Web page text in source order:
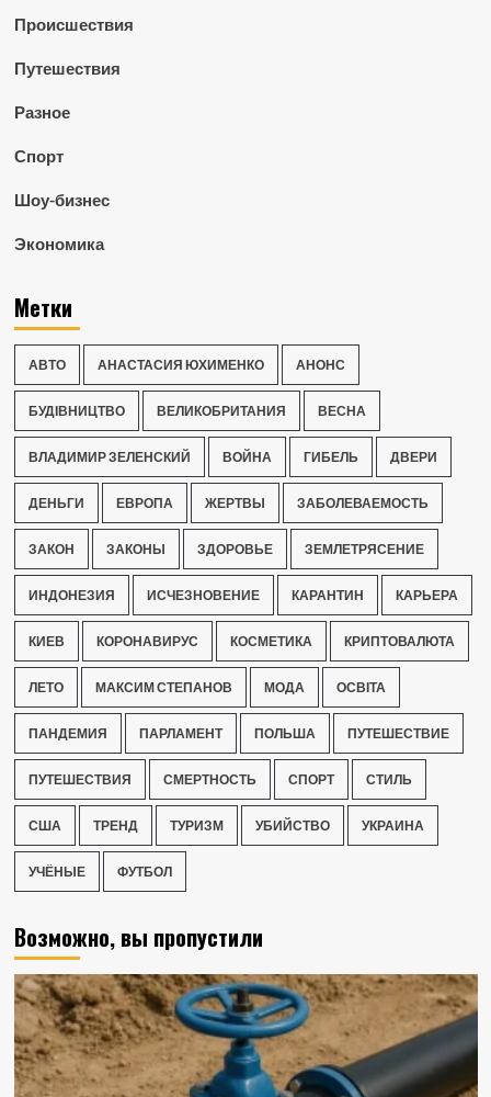
Происшествия
Путешествия
Разное
Спорт
Шоу-бизнес
Экономика
Метки
АВТО АНАСТАСИЯ ЮХИМЕНКО АНОНС
БУДІВНИЦТВО ВЕЛИКОБРИТАНИЯ ВЕСНА
ВЛАДИМИР ЗЕЛЕНСКИЙ ВОЙНА ГИБЕЛЬ ДВЕРИ
ДЕНЬГИ ЕВРОПА ЖЕРТВЫ ЗАБОЛЕВАЕМОСТЬ
ЗАКОН ЗАКОНЫ ЗДОРОВЬЕ ЗЕМЛЕТРЯСЕНИЕ
ИНДОНЕЗИЯ ИСЧЕЗНОВЕНИЕ КАРАНТИН КАРЬЕРА
КИЕВ КОРОНАВИРУС КОСМЕТИКА КРИПТОВАЛЮТА
ЛЕТО МАКСИМ СТЕПАНОВ МОДА ОСВІТА
ПАНДЕМИЯ ПАРЛАМЕНТ ПОЛЬША ПУТЕШЕСТВИЕ
ПУТЕШЕСТВИЯ СМЕРТНОСТЬ СПОРТ СТИЛЬ
США ТРЕНД ТУРИЗМ УБИЙСТВО УКРАИНА
УЧЁНЫЕ ФУТБОЛ
Возможно, вы пропустили